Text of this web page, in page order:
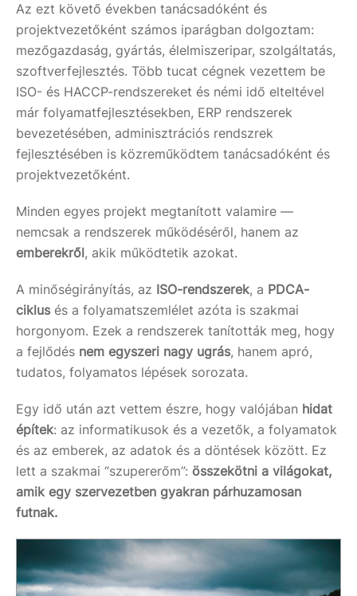
Az ezt követő években tanácsadóként és
projektvezetőként számos iparágban dolgoztam:
mezőgazdaság, gyártás, élelmiszeripar, szolgáltatás,
szoftverfejlesztés. Több tucat cégnek vezettem be
ISO- és HACCP-rendszereket és némi idő elteltével
már folyamatfejlesztésekben, ERP rendszerek
bevezetésében, adminisztrációs rendszrek
fejlesztésében is közreműködtem tanácsadóként és
projektvezetőként.
Minden egyes projekt megtanított valamire —
nemcsak a rendszerek működéséről, hanem az
emberekről, akik működtetik azokat.
A minőségirányítás, az ISO-rendszerek, a PDCA-
ciklusés a folyamatszemlélet azóta is szakmai
horgonyom. Ezek a rendszerek tanították meg, hogy
a fejlődés nem egyszeri nagy ugrás, hanem apró,
tudatos, folyamatos lépések sorozata.
Egy idő után azt vettem észre, hogy valójában hidat
építek: az informatikusok és a vezetők, a folyamatok
és az emberek, az adatok és a döntések között. Ez
lett a szakmai “szupererőm”: összekötni a világokat,
amik egy szervezetben gyakran párhuzamosan
futnak.